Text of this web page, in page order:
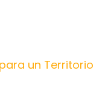
un Territorio